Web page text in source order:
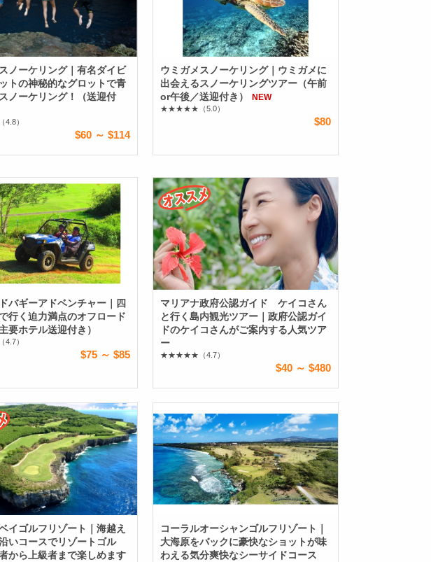
ノーケリング｜有名ダイビ
トの神秘的なグロットで青
ノーケリング！（送迎付
（4.8）
$60 ～ $114
ウミガメスノーケリング｜ウミガメに
出会えるスノーケリングツアー（午前
or午後／送迎付き）
NEW
★★★★★ （5.0）
$80
バギーアドベンチャー｜四
行く迫力満点のオフロード
要ホテル送迎付き）
（4.7）
$75 ～ $85
マリアナ政府公認ガイド ケイコさん
と行く島内観光ツアー｜政府公認ガイ
ドのケイコさんがご案内する人気ツア
ー
★★★★★ （4.7）
$40 ～ $480
イゴルフリゾート｜海越え
いコースでリゾートゴル
から上級者まで楽しめます
コーラルオーシャンゴルフリゾート｜
大海原をバックに豪快なショットが味
わえる気分爽快なシーサイドコース